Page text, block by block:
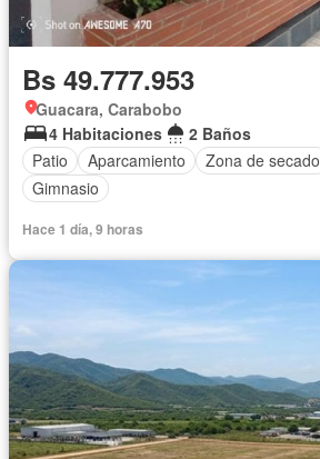
Bs 49.777.953
Guacara, Carabobo
4 Habitaciones
2 Baños
Patio
Aparcamiento Zona de secado
Gimnasio
Hace 1 día, 9 horas